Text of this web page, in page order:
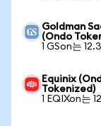
Goldman
(Ondo
1 GSon는
Equinix
Tokenized)
1 EQIXon는